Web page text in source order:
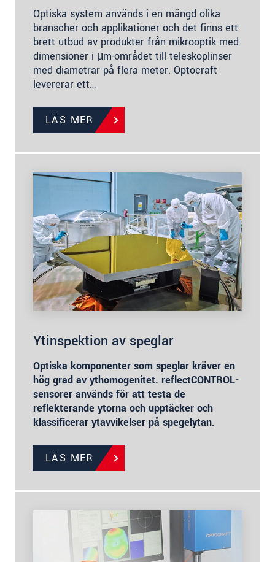
Optiska system används i en mängd olika
branscher och applikationer och det finns ett
brett utbud av produkter från mikrooptik med
dimensioner i μm-området till teleskoplinser
med diametrar på flera meter. Optocraft
levererar ett…
LÄS MER
Ytinspektion av speglar
Optiska komponenter som speglar kräver en
hög grad av ythomogenitet. reflectCONTROL-
sensorer används för att testa de
reflekterande ytorna och upptäcker och
klassificerar ytavvikelser på spegelytan.
LÄS MER